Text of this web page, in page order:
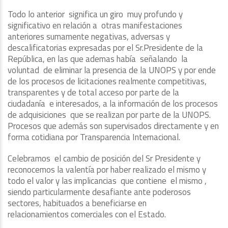
Todo lo anterior significa un giro muy profundo y
significativo en relación a otras manifestaciones
anteriores sumamente negativas, adversas y
descalificatorias expresadas por el Sr.Presidente de la
República, en las que ademas había señalando la
voluntad de eliminar la presencia de la UNOPS y por ende
de los procesos de licitaciones realmente competitivas,
transparentes y de total acceso por parte de la
ciudadanía e interesados, a la información de los procesos
de adquisiciones que se realizan por parte de la UNOPS.
Procesos que además son supervisados directamente y en
forma cotidiana por Transparencia Internacional.
Celebramos el cambio de posición del Sr Presidente y
reconocemos la valentía por haber realizado el mismo y
todo el valor y las implicancias que contiene el mismo ,
siendo particularmente desafiante ante poderosos
sectores, habituados a beneficiarse en
relacionamientos comerciales con el Estado.